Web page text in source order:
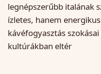
legnépszerűbb italának
ízletes, hanem
kávéfogyasztás
kultúrákban eltér